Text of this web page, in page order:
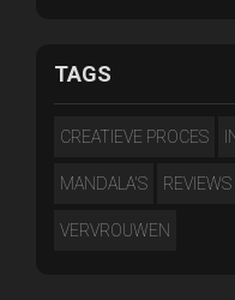
TAGS
CREATIEVE PROCES
MANDALA'S REVIEWS
VERVROUWEN